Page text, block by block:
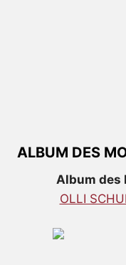
ALBUM DES
Album des
OLLI